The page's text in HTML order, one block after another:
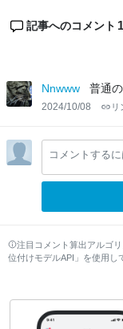
記事へのコメント 1
Nnwww 普通
2024/10/08 リ
コメントする
注目コメント算出アルゴ
位付けモデルAPI」を使用し